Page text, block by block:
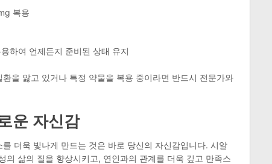
복용
하여 언제든지 준비된 상태 유지
을 앓고 있거나 특정 약물을 복용 중이라면 반드시 전문가와
운 자신감
더욱 빛나게 만드는 것은 바로 당신의 자신감입니다. 시알
의 삶의 질을 향상시키고, 연인과의 관계를 더욱 깊고 만족스